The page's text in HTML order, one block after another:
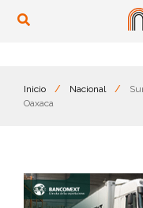
Inicio / Nacional /
Oaxaca